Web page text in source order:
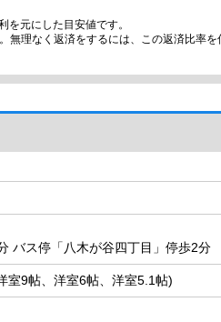
元にした目安値です。
理なく返済をするには、この返済比率
バス停「八木が谷四丁目」停歩2分
室9帖、洋室6帖、洋室5.1帖)